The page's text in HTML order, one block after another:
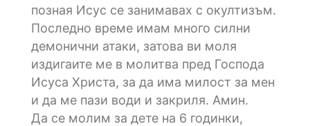
позная Исус се занимавах с окултизъм.
Последно време имам много силни
демонични атаки, затова ви моля
издигаите ме в молитва пред Господа
Исуса Христа, за да има милост за мен
и да ме пази води и закриля. Амин.
Да се молим за дете на 6 годинки,